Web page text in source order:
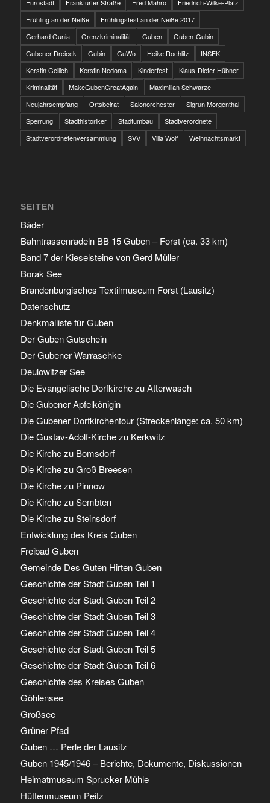
Eurostadt
Frankfurter Straße Fred Mahro
Friedrich-Wilke-Platz
Frühling an der Neiße
Frühlingsfest an der Neiße 2017
Gerhard Gunia
Grenzkriminalität Guben
Guben-Gubin
Gubener Dreieck
Gubin GuWo Heike Rochlitz
INSEK
Kerstin Geilich
Kerstin Nedoma Kinderfest
Klaus-Dieter Hübner
Kriminalität
MakeGubenGreatAgain
Maximilian Schwarze
Neujahrsempfang
Ortsbeirat Salonorchester
Sigrun Morgenthal
Sperrung
Stadthistoriker Stadtumbau
Stadtverordnete
Stadtverordnetenversammlung
SVV Villa Wolf Weihnachtsmarkt
SEITEN
Bäder
Bahntrassenradeln BB 15 Guben – Forst (ca. 33 km)
Band 7 der Kieselsteine von Gerd Müller
Borak See
Brandenburgisches Textilmuseum Forst (Lausitz)
Datenschutz
Denkmalliste für Guben
Der Guben Gutschein
Der Gubener Warraschke
Deulowitzer See
Die Evangelische Dorfkirche zu Atterwasch
Die Gubener Apfelkönigin
Die Gubener Dorfkirchentour (Streckenlänge: ca. 50 km)
Die Gustav-Adolf-Kirche zu Kerkwitz
Die Kirche zu Bomsdorf
Die Kirche zu Groß Breesen
Die Kirche zu Pinnow
Die Kirche zu Sembten
Die Kirche zu Steinsdorf
Entwicklung des Kreis Guben
Freibad Guben
Gemeinde Des Guten Hirten Guben
Geschichte der Stadt Guben Teil 1
Geschichte der Stadt Guben Teil 2
Geschichte der Stadt Guben Teil 3
Geschichte der Stadt Guben Teil 4
Geschichte der Stadt Guben Teil 5
Geschichte der Stadt Guben Teil 6
Geschichte des Kreises Guben
Göhlensee
Großsee
Grüner Pfad
Guben … Perle der Lausitz
Guben 1945/1946 – Berichte, Dokumente, Diskussionen
Heimatmuseum Sprucker Mühle
Hüttenmuseum Peitz